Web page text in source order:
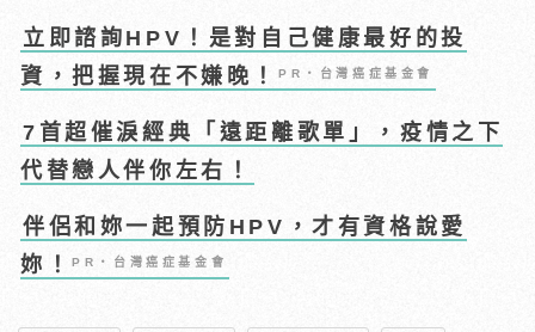
立即諮詢HPV！是對自己健康最好的投
資，把握現在不嫌晚！PR・台灣癌症基金會
7首超催淚經典「遠距離歌單」，疫情之下
代替戀人伴你左右！
伴侶和妳一起預防HPV，才有資格說愛
妳！PR・台灣癌症基金會